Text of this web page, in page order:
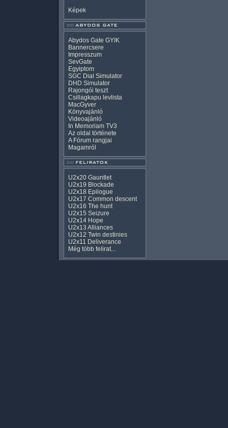
Képek
Abydos Gate GYIK
Bannercsere
Impresszum
SevGate
Egyiptom
SGC Dial Simulator
DHD Simulator
Rajongói teszt
Csillagkapu levlista
MacGyver
Könyvajánló
Videoajánló
In Memoriam TV3
Az oldal története
A Fórum rangjai
Magamról
U2x20 Gauntlet
U2x19 Blockade
U2x18 Epilogue
U2x17 Common descent
U2x16 The hunt
U2x15 Seizure
U2x14 Hope
U2x13 Alliances
U2x12 Twin destinies
U2x11 Deliverance
Még több felirat...